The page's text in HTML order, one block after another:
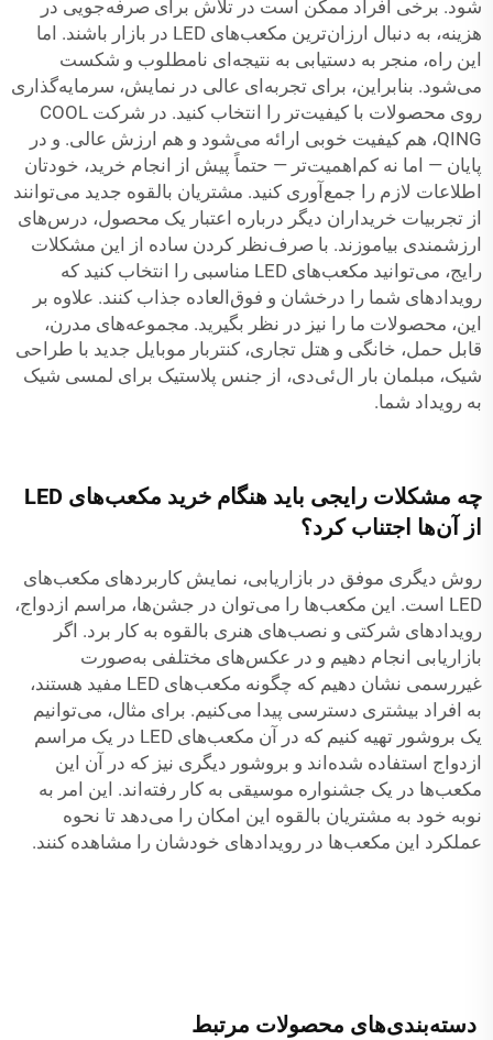
شود. برخی افراد ممکن است در تلاش برای صرفه‌جویی در
هزینه، به دنبال ارزان‌ترین مکعب‌های LED در بازار باشند. اما
این راه، منجر به دستیابی به نتیجه‌ای نامطلوب و شکست
می‌شود. بنابراین، برای تجربه‌ای عالی در نمایش، سرمایه‌گذاری
روی محصولات با کیفیت‌تر را انتخاب کنید. در شرکت COOL
QING، هم کیفیت خوبی ارائه می‌شود و هم ارزش عالی. و در
پایان — اما نه کم‌اهمیت‌تر — حتماً پیش از انجام خرید، خودتان
اطلاعات لازم را جمع‌آوری کنید. مشتریان بالقوه جدید می‌توانند
از تجربیات خریداران دیگر درباره اعتبار یک محصول، درس‌های
ارزشمندی بیاموزند. با صرف‌نظر کردن ساده از این مشکلات
رایج، می‌توانید مکعب‌های LED مناسبی را انتخاب کنید که
رویدادهای شما را درخشان و فوق‌العاده جذاب کنند. علاوه بر
این، محصولات ما را نیز در نظر بگیرید. مجموعه‌های مدرن،
قابل حمل، خانگی و هتل تجاری، کنتربار موبایل جدید با طراحی
شیک، مبلمان بار ال‌ئی‌دی، از جنس پلاستیک برای لمسی شیک
به رویداد شما.
چه مشکلات رایجی باید هنگام خرید مکعب‌های LED
از آن‌ها اجتناب کرد؟
روش دیگری موفق در بازاریابی، نمایش کاربردهای مکعب‌های
LED است. این مکعب‌ها را می‌توان در جشن‌ها، مراسم ازدواج،
رویدادهای شرکتی و نصب‌های هنری بالقوه به کار برد. اگر
بازاریابی انجام دهیم و در عکس‌های مختلفی به‌صورت
غیررسمی نشان دهیم که چگونه مکعب‌های LED مفید هستند،
به افراد بیشتری دسترسی پیدا می‌کنیم. برای مثال، می‌توانیم
یک بروشور تهیه کنیم که در آن مکعب‌های LED در یک مراسم
ازدواج استفاده شده‌اند و بروشور دیگری نیز که در آن این
مکعب‌ها در یک جشنواره موسیقی به کار رفته‌اند. این امر به
نوبه خود به مشتریان بالقوه این امکان را می‌دهد تا نحوه
عملکرد این مکعب‌ها در رویدادهای خودشان را مشاهده کنند.
دسته‌بندی‌های محصولات مرتبط